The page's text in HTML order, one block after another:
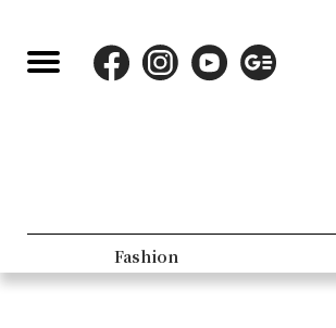
Fashion